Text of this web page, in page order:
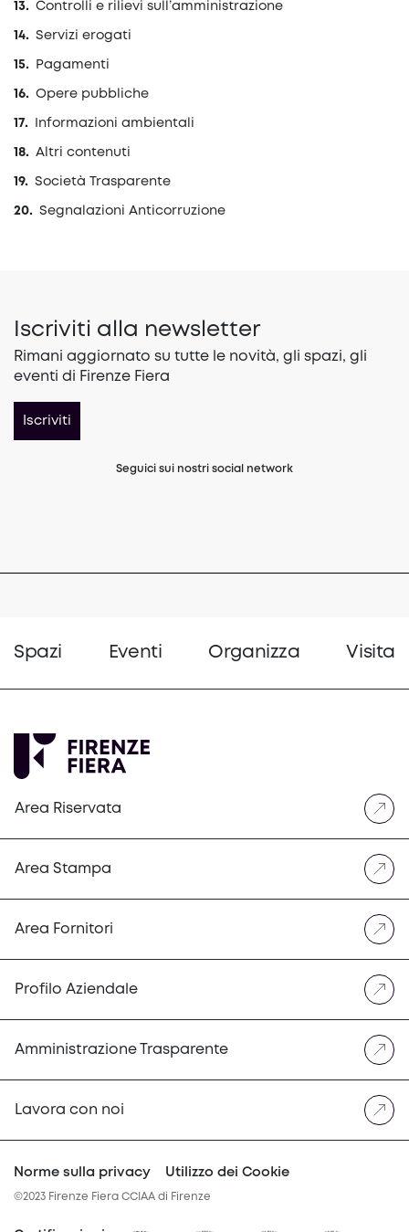
Controlli e rilievi sull’amministrazione
Servizi erogati
Pagamenti
Opere pubbliche
Informazioni ambientali
Altri contenuti
Società Trasparente
Segnalazioni Anticorruzione
Iscriviti alla newsletter
Rimani aggiornato su tutte le novità, gli spazi, gli
eventi di Firenze Fiera
Iscriviti
Seguici sui nostri social network
Spazi Eventi Organizza Visita
Area Riservata
Area Stampa
Area Fornitori
Profilo Aziendale
Amministrazione Trasparente
Lavora con noi
Norme sulla privacy Utilizzo dei Cookie
©2023 Firenze Fiera CCIAA di Firenze